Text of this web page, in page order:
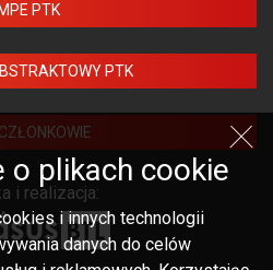
MPE PTK
PTK
i realizacja:
o plikach cookie
i innych technologii
danych do celów